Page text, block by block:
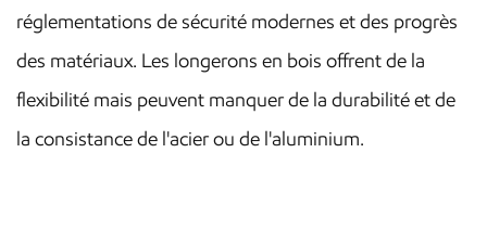
réglementations de sécurité modernes et des progrès
des matériaux. Les longerons en bois offrent de la
flexibilité mais peuvent manquer de la durabilité et de
la consistance de l'acier ou de l'aluminium.